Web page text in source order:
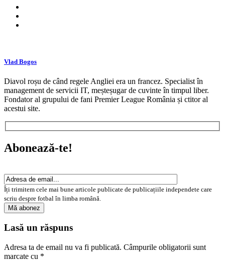
Vlad Bogos
Diavol roșu de când regele Angliei era un francez. Specialist în
management de servicii IT, meșteșugar de cuvinte în timpul liber.
Fondator al grupului de fani Premier League România și ctitor al
acestui site.
Abonează-te!
Îți trimitem cele mai bune articole publicate de publicațiile independete care
scriu despre fotbal în limba română.
Lasă un răspuns
Adresa ta de email nu va fi publicată. Câmpurile obligatorii sunt
marcate cu *